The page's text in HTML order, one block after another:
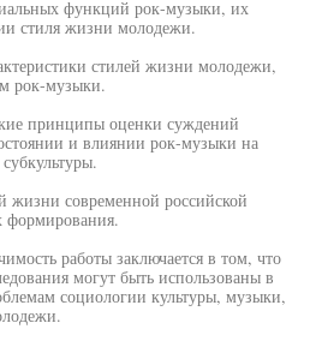
функций рок-музыки, их
стиля жизни молодежи.
стилей жизни молодежи,
рок-музыки.
принципы оценки суждений
и влиянии рок-музыки на
жизни современной российской
формирования.
работы заключается в том, что
могут быть использованы в
социологии культуры, музыки,